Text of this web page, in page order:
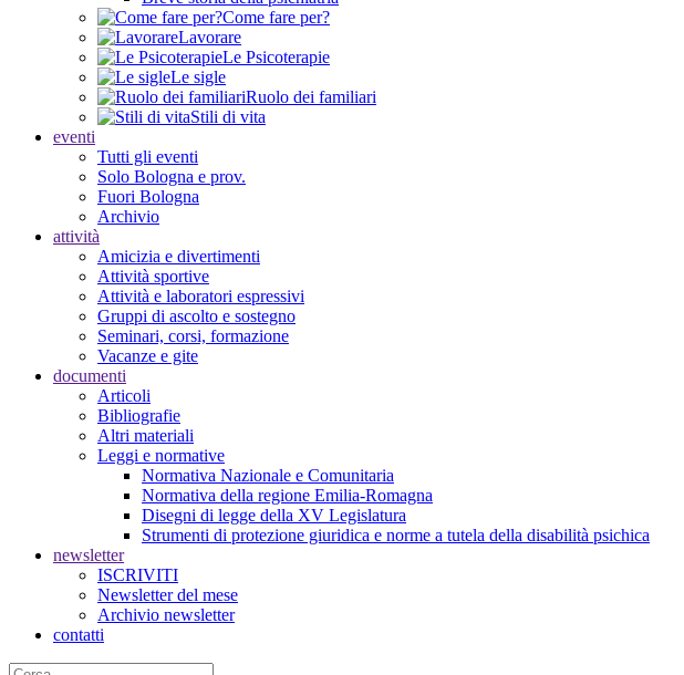
Come fare per?
Lavorare
Le Psicoterapie
Le sigle
Ruolo dei familiari
Stili di vita
eventi
Tutti gli eventi
Solo Bologna e prov.
Fuori Bologna
Archivio
attività
Amicizia e divertimenti
Attività sportive
Attività e laboratori espressivi
Gruppi di ascolto e sostegno
Seminari, corsi, formazione
Vacanze e gite
documenti
Articoli
Bibliografie
Altri materiali
Leggi e normative
Normativa Nazionale e Comunitaria
Normativa della regione Emilia-Romagna
Disegni di legge della XV Legislatura
Strumenti di protezione giuridica e norme a tutela della disabilità psichica
newsletter
ISCRIVITI
Newsletter del mese
Archivio newsletter
contatti